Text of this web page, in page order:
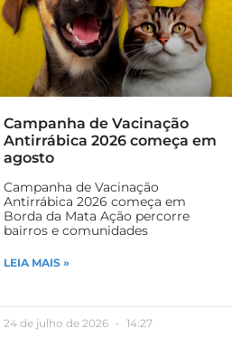
Campanha de Vacinação
Antirrábica 2026 começa em
agosto
Campanha de Vacinação
Antirrábica 2026 começa em
Borda da Mata Ação percorre
bairros e comunidades
LEIA MAIS »
24 de julho de 2026 14:27